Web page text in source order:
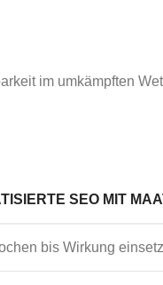
im umkämpften
SEO MIT
bis Wirkung